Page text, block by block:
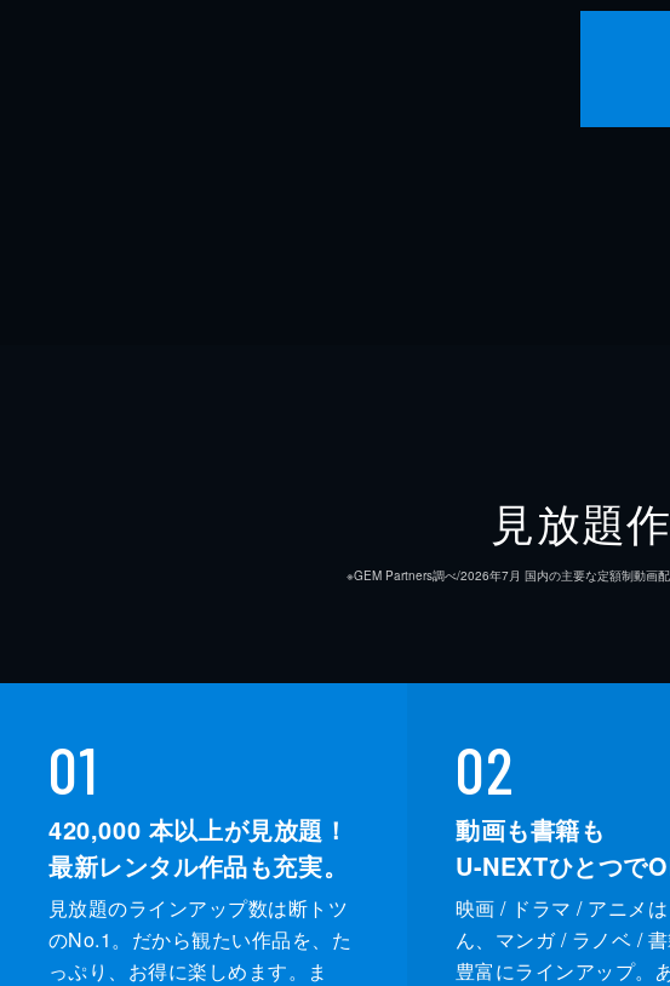
見放題
※GEM Partners調べ/2026年7⽉ 国内の主要な定額制動画
01
420,000 本以上が見放題！
最新レンタル作品も充実。
見放題のラインアップ数は断トツ
のNo.1。だから観たい作品を、た
っぷり、お得に楽しめます。ま
02
動画も書籍も
U-NEXTひとつで
映画 / ドラマ / アニメ
ん、マンガ / ラノベ /
豊富にラインアップ。